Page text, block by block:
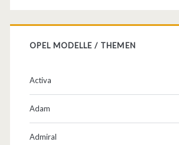
OPEL MODELLE / THEMEN
Activa
Adam
Admiral